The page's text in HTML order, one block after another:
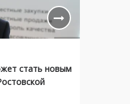
стать новым